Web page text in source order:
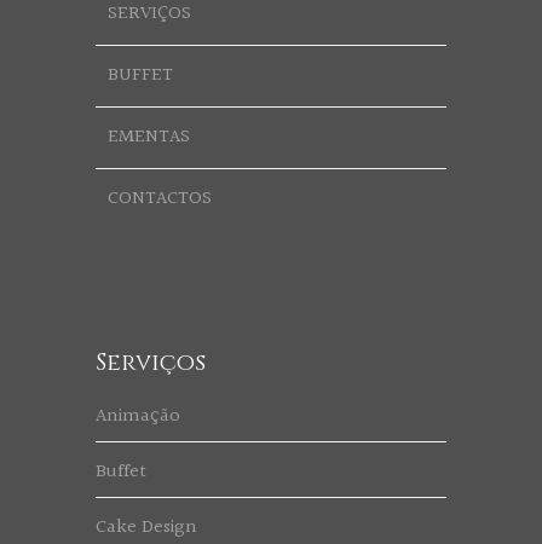
SERVIÇOS
BUFFET
EMENTAS
CONTACTOS
Serviços
Animação
Buffet
Cake Design